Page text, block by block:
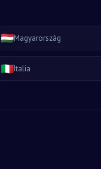
🇭🇺Magyarország
🇮🇹Italia